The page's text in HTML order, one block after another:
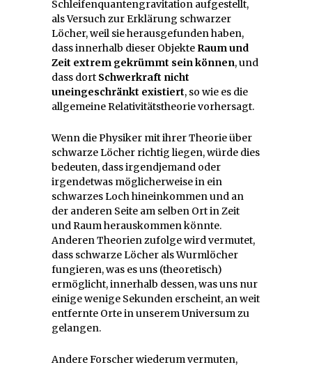
Schleifenquantengravitation aufgestellt,
als Versuch zur Erklärung schwarzer
Löcher, weil sie herausgefunden haben,
dass innerhalb dieser Objekte Raum und
Zeit extrem gekrümmt sein können, und
dass dort Schwerkraft nicht
uneingeschränkt existiert, so wie es die
allgemeine Relativitätstheorie vorhersagt.
Wenn die Physiker mit ihrer Theorie über
schwarze Löcher richtig liegen, würde dies
bedeuten, dass irgendjemand oder
irgendetwas möglicherweise in ein
schwarzes Loch hineinkommen und an
der anderen Seite am selben Ort in Zeit
und Raum herauskommen könnte.
Anderen Theorien zufolge wird vermutet,
dass schwarze Löcher als Wurmlöcher
fungieren, was es uns (theoretisch)
ermöglicht, innerhalb dessen, was uns nur
einige wenige Sekunden erscheint, an weit
entfernte Orte in unserem Universum zu
gelangen.
Andere Forscher wiederum vermuten,